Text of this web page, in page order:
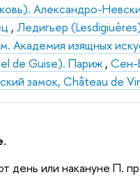
Александро-
,Ледигьер
Академия изящных
de Guise). Париж ,Сен-
замок, Château de
день или накануне П.